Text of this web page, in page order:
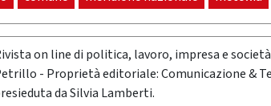
on line di politica, lavoro, impresa e
- Proprietà editoriale: Comunicazione &
da Silvia Lamberti.